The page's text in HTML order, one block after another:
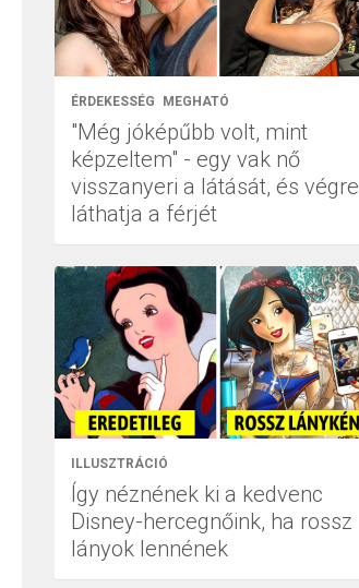
ÉRDEKESSÉG MEGHATÓ
"Még jóképűbb volt, mint
képzeltem" - egy vak nő
visszanyeri a látását, és végre
láthatja a férjét
ILLUSZTRÁCIÓ
Így néznének ki a kedvenc
Disney-hercegnőink, ha rossz
lányok lennének